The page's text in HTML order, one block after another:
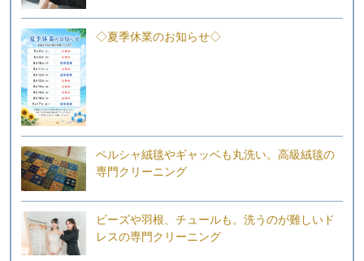
◇夏季休業のお知らせ◇
ペルシャ絨毯やギャッベも丸洗い。高級絨毯の
専門クリーニング
ビーズや羽根、チュールも。洗うのが難しいド
レスの専門クリーニング